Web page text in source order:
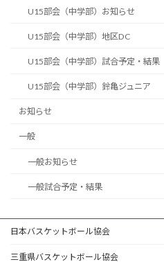
U15部会（中学部）お知らせ
U15部会（中学部）地区DC
U15部会（中学部）試合予定・結果
U15部会（中学部）鈴亀ジュニア
お知らせ
一般
一般お知らせ
一般試合予定・結果
日本バスケットボール協会
三重県バスケットボール協会